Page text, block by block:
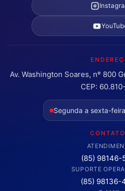
Av. Washington Soares, nº 800
CEP:
Segunda a sexta-
(85) 98146-
SUPORTE
(85) 98136-